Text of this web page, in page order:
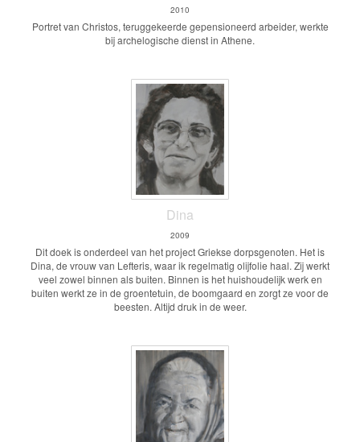
2010
Portret van Christos, teruggekeerde gepensioneerd arbeider, werkte
bij archelogische dienst in Athene.
Dina
2009
Dit doek is onderdeel van het project Griekse dorpsgenoten. Het is
Dina, de vrouw van Lefteris, waar ik regelmatig olijfolie haal. Zij werkt
veel zowel binnen als buiten. Binnen is het huishoudelijk werk en
buiten werkt ze in de groentetuin, de boomgaard en zorgt ze voor de
beesten. Altijd druk in de weer.